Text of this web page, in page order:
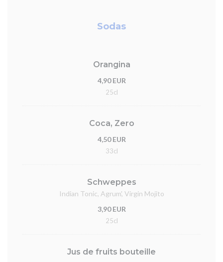
Sodas
Orangina
4,90 EUR
25cl
Coca, Zero
4,50 EUR
33cl
Schweppes
Indian Tonic, Agrum', Virgin Mojito
3,90 EUR
25cl
Jus de fruits bouteille